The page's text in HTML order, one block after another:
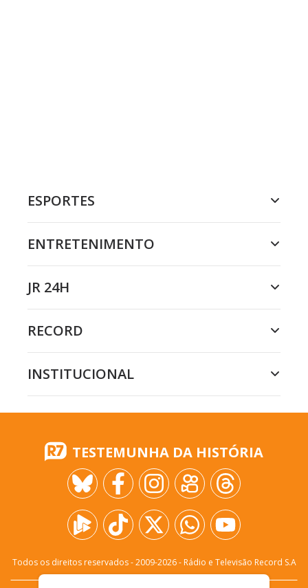
ESPORTES
ENTRETENIMENTO
JR 24H
RECORD
INSTITUCIONAL
TESTEMUNHA DA HISTÓRIA
Todos os direitos reservados - 2009-2026- Rádio e Televisão Record S.A